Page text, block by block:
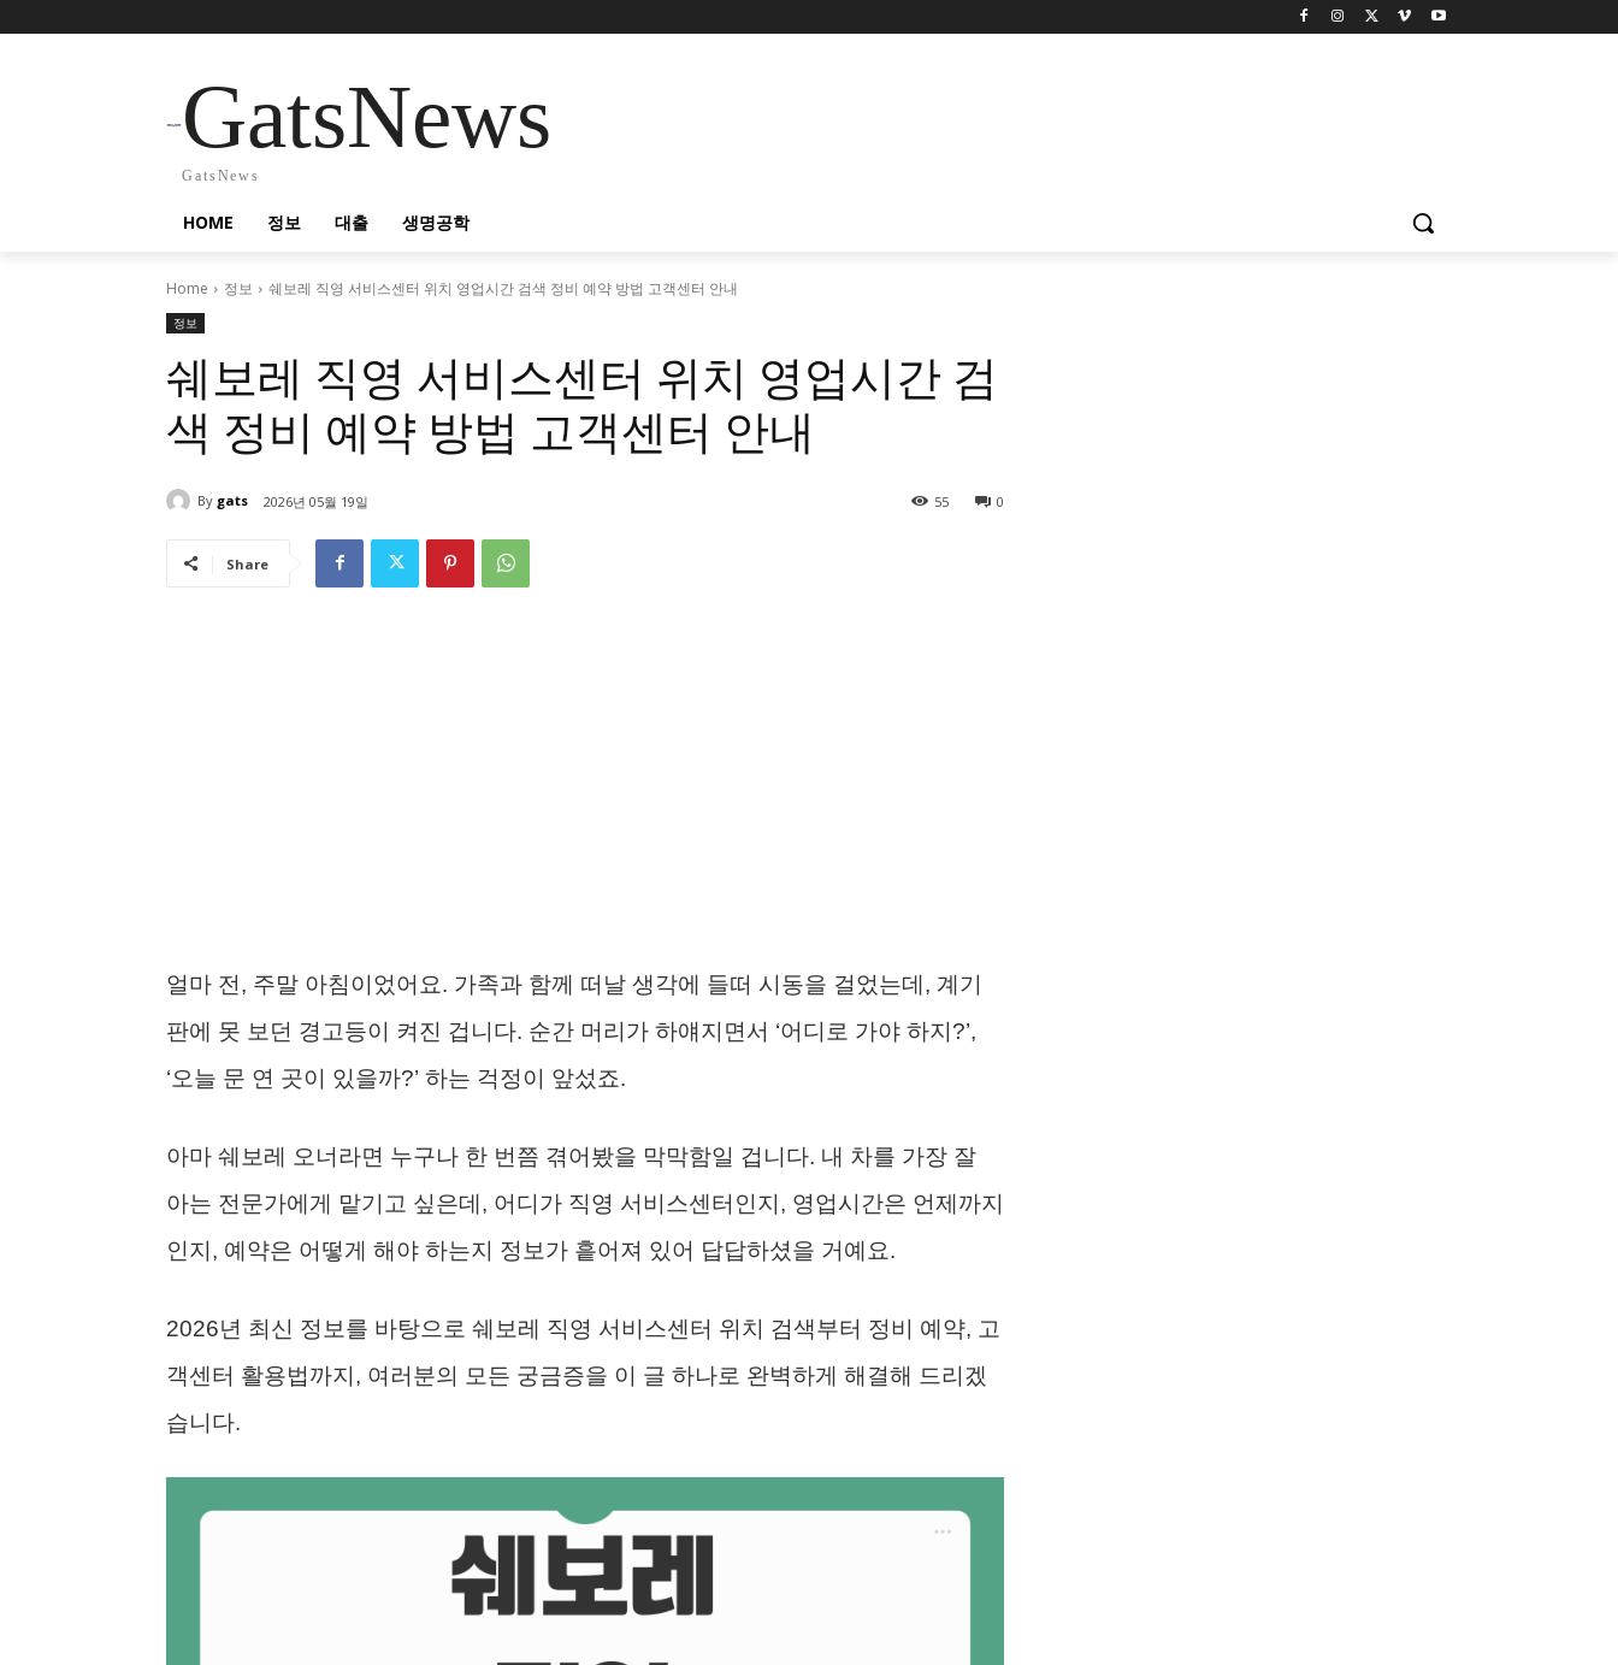
GatsNews
GatsNews
HOME 정보 대출 생명공학
Home 정보 쉐보레 직영 서비스센터 위치 영업시간 검색 정비 예약 방법 고객센터 안내
정보
쉐보레 직영 서비스센터 위치 영업시간 검
색 정비 예약 방법 고객센터 안내
By gats 2026년 05월 19일 0
55
Share
얼마 전, 주말 아침이었어요. 가족과 함께 떠날 생각에 들떠 시동을 걸었는데, 계기
판에 못 보던 경고등이 켜진 겁니다. 순간 머리가 하얘지면서 ‘어디로 가야 하지?’,
‘오늘 문 연 곳이 있을까?’ 하는 걱정이 앞섰죠.
아마 쉐보레 오너라면 누구나 한 번쯤 겪어봤을 막막함일 겁니다. 내 차를 가장 잘
아는 전문가에게 맡기고 싶은데, 어디가 직영 서비스센터인지, 영업시간은 언제까지
인지, 예약은 어떻게 해야 하는지 정보가 흩어져 있어 답답하셨을 거예요.
2026년 최신 정보를 바탕으로 쉐보레 직영 서비스센터 위치 검색부터 정비 예약, 고
객센터 활용법까지, 여러분의 모든 궁금증을 이 글 하나로 완벽하게 해결해 드리겠
습니다.